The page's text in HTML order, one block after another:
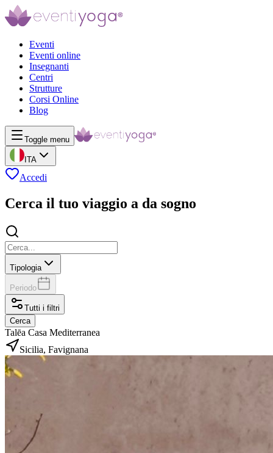
Eventi
Eventi online
Insegnanti
Centri
Strutture
Corsi Online
Blog
Toggle menu
ITA
Accedi
Cerca il tuo viaggio a da sogno
Tipologia
Periodo
Tutti i filtri
Cerca
Talēa Casa Mediterranea
Sicilia, Favignana